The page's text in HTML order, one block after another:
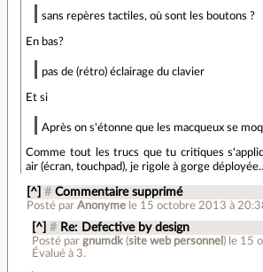
sans repères tactiles, où sont les boutons ?
En bas?
pas de (rétro) éclairage du clavier
Et si
Après on s'étonne que les macqueux se
Comme tout les trucs que tu critiques
air (écran, touchpad), je rigole à gorge
[^] # Commentaire supprimé
Posté par Anonyme le 15 octobre 2013 à
[^] # Re: Defective by design
Posté pargnumdk (site web personnel ) le 15
Évalué à 3.